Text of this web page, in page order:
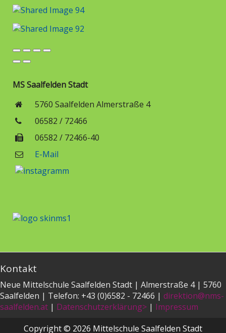
MS Saalfelden Stadt
5760 Saalfelden Almerstraße 4
06582 / 72466
06582 / 72466-40
E-Mail
Kontakt
Neue Mittelschule Saalfelden Stadt | Almerstraße 4 | 5760
Saalfelden | Telefon: +43 (0)6582 - 72466 | direktion@nms-
saalfelden.at | Datenschutzerklärung> | Impressum
Copyright © 2026 Mittelschule Saalfelden Stadt